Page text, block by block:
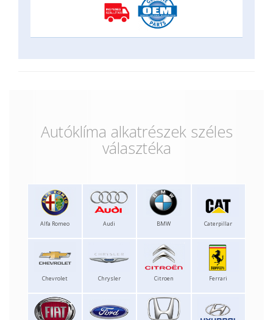
Autóklíma alkatrészek széles
választéka
Alfa Romeo Audi BMW Caterpillar
Chevrolet Chrysler Citroen Ferrari